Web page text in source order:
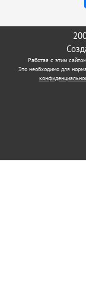
Работая с этим
Это необходимо для